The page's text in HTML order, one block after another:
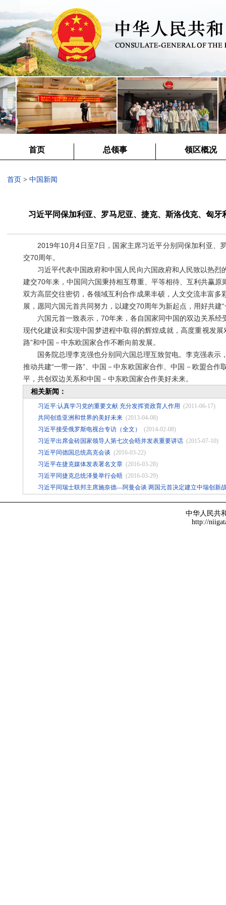
首页 总领事 领区概况
首页 > 中国新闻
习近平同保加利亚、罗马尼亚、捷克、斯洛伐克、匈
2019年10月4日至7日，国家主席习近平分别同保加利亚、
交70周年。
习近平代表中国政府和中国人民向六国政府和人民致以热烈
建交70年来，中国同六国秉持相互尊重、平等相待、互利共赢
双方高层交往密切，各领域互利合作成果丰硕，人文交流丰富
展，愿同六国元首共同努力，以建交70周年为新起点，用好共
六国元首一致表示，70年来，各自国家同中国的双边关系经
现代化建设和实现中国梦进程中取得的辉煌成就，高度重视发
路”和中国－中东欧国家合作不断向前发展。
国务院总理李克强也分别同六国总理互致贺电。李克强表示
推动共建“一带一路”、中国－中东欧国家合作、中国－欧盟合
平，共创双边关系和中国－中东欧国家合作美好未来。
相关新闻：
习近平:认真学习党的重要文献 充分发挥资政育人作用 (2011-06-17)
共同创造亚洲和世界的美好未来 (2013-04-08)
习近平接受俄罗斯电视台专访（全文）
(2014-02-08)
习近平出席金砖国家领导人第七次会晤并发表重要讲话 (2015-07-10)
习近平同德国总统高克会谈 (2016-03-22)
习近平在捷克媒体发表署名文章 (2016-03-28)
习近平同捷克总统泽曼举行会晤 (2016-03-29)
习近平同瑞士联邦主席施奈德—阿曼会谈 两国元首决定建立中瑞创新
中华人民共
http://